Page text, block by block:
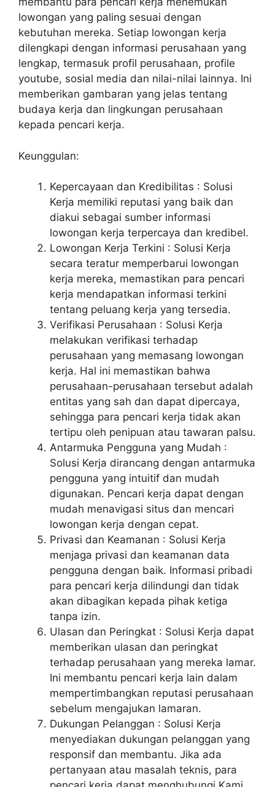
lowongan yang paling sesuai dengan
kebutuhan mereka. Setiap lowongan kerja
dilengkapi dengan informasi perusahaan yang
lengkap, termasuk profil perusahaan, profile
youtube, sosial media dan nilai-nilai lainnya. Ini
memberikan gambaran yang jelas tentang
budaya kerja dan lingkungan perusahaan
kepada pencari kerja.
Keunggulan:
Kepercayaan dan Kredibilitas : Solusi
Kerja memiliki reputasi yang baik dan
diakui sebagai sumber informasi
lowongan kerja terpercaya dan kredibel.
Lowongan Kerja Terkini : Solusi Kerja
secara teratur memperbarui lowongan
kerja mereka, memastikan para pencari
kerja mendapatkan informasi terkini
tentang peluang kerja yang tersedia.
Verifikasi Perusahaan : Solusi Kerja
melakukan verifikasi terhadap
perusahaan yang memasang lowongan
kerja. Hal ini memastikan bahwa
perusahaan-perusahaan tersebut adalah
entitas yang sah dan dapat dipercaya,
sehingga para pencari kerja tidak akan
tertipu oleh penipuan atau tawaran palsu.
Antarmuka Pengguna yang Mudah :
Solusi Kerja dirancang dengan antarmuka
pengguna yang intuitif dan mudah
digunakan. Pencari kerja dapat dengan
mudah menavigasi situs dan mencari
lowongan kerja dengan cepat.
Privasi dan Keamanan : Solusi Kerja
menjaga privasi dan keamanan data
pengguna dengan baik. Informasi pribadi
para pencari kerja dilindungi dan tidak
akan dibagikan kepada pihak ketiga
tanpa izin.
Ulasan dan Peringkat : Solusi Kerja dapat
memberikan ulasan dan peringkat
terhadap perusahaan yang mereka lamar.
Ini membantu pencari kerja lain dalam
mempertimbangkan reputasi perusahaan
sebelum mengajukan lamaran.
Dukungan Pelanggan : Solusi Kerja
menyediakan dukungan pelanggan yang
responsif dan membantu. Jika ada
pertanyaan atau masalah teknis, para